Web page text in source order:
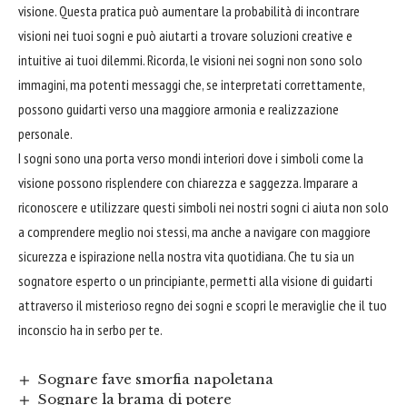
visione. Questa pratica può aumentare la probabilità di incontrare
visioni nei tuoi sogni e può aiutarti a trovare soluzioni creative e
intuitive ai tuoi dilemmi. Ricorda, le visioni nei sogni non sono solo
immagini, ma potenti messaggi che, se interpretati correttamente,
possono guidarti verso una maggiore armonia e realizzazione
personale.
I sogni sono una porta verso mondi interiori dove i simboli come la
visione possono risplendere con chiarezza e saggezza. Imparare a
riconoscere e utilizzare questi simboli nei nostri sogni ci aiuta non solo
a comprendere meglio noi stessi, ma anche a navigare con maggiore
sicurezza e ispirazione nella nostra vita quotidiana. Che tu sia un
sognatore esperto o un principiante, permetti alla visione di guidarti
attraverso il misterioso regno dei sogni e scopri le meraviglie che il tuo
inconscio ha in serbo per te.
Sognare fave smorfia napoletana
Sognare la brama di potere